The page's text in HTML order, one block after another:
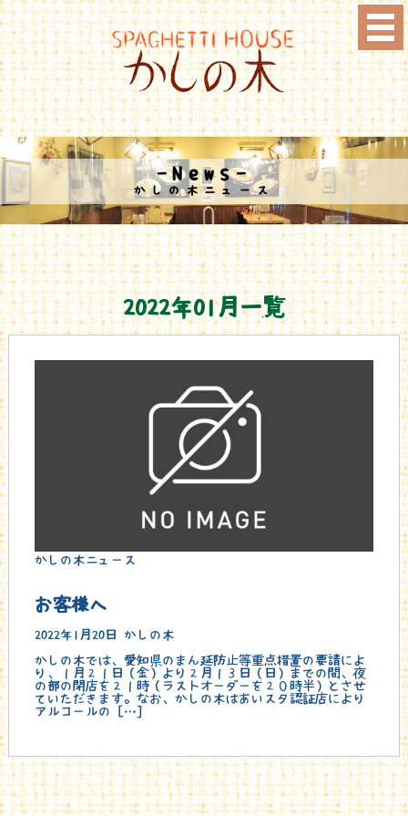
-News-
かしの木ニュース
2022年01月一覧
かしの木ニュース
お客様へ
2022年1月20日 かしの木
かしの木では、愛知県のまん延防止等重点措置の要請によ
り、１月２１日（金）より２月１３日（日）までの間、夜
の部の閉店を２１時（ラストオーダーを２０時半）とさせ
ていただきます。なお、かしの木はあいスタ認証店により
アルコールの […]